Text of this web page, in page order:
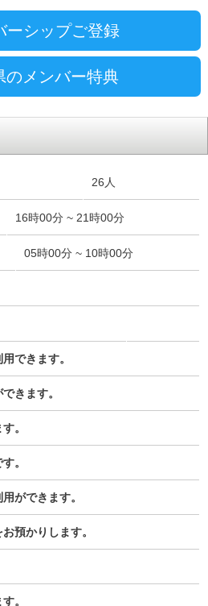
ーシップご登録
メンバー特典
26人
16時00分 ~ 21時00分
05時00分 ~ 10時00分
できます。
きます。
。
。
ができます。
預かりします。
。